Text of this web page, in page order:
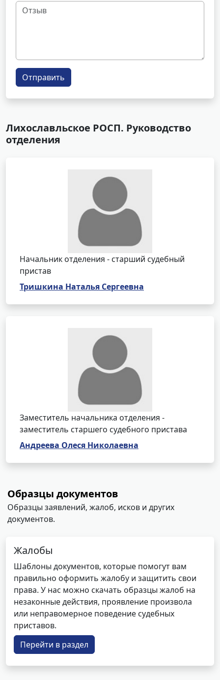
Отправить
Лихославльское РОСП. Руководство
отделения
Начальник отделения - старший судебный
пристав
Тришкина Наталья Сергеевна
Заместитель начальника отделения -
заместитель старшего судебного пристава
Андреева Олеся Николаевна
Образцы документов
Образцы заявлений, жалоб, исков и других
документов.
Жалобы
Шаблоны документов, которые помогут вам
правильно оформить жалобу и защитить свои
права. У нас можно скачать образцы жалоб на
незаконные действия, проявление произвола
или неправомерное поведение судебных
приставов.
Перейти в раздел